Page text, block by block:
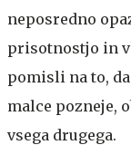
neposredno
prisotnostjo in
pomisli na to,
malce pozneje,
vsega drugega.